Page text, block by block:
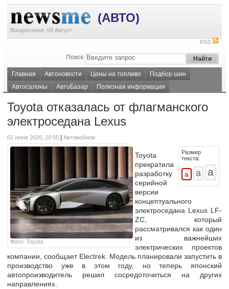
(АВТО)
Воскресенье, 09 Август
RSS
Поиск
Главная Автоновости Цены на топливо
Подбор шин
Автосалоны
АвтоБазар Полезная информация
Toyota отказалась от флагманского
электроседана Lexus
02 июня 2026, 20:55 Автомобили
Фото: Toyota
Размер
текста:
Toyota
прекратила
разработку
серийной
версии
концептуального
электроседана Lexus LF-
ZC, который
рассматривался как один
из важнейших
электрических проектов
компании, сообщает Electrek. Модель планировали запустить в
производство уже в этом году, но теперь японский
автопроизводитель решил сосредоточиться на других
направлениях.